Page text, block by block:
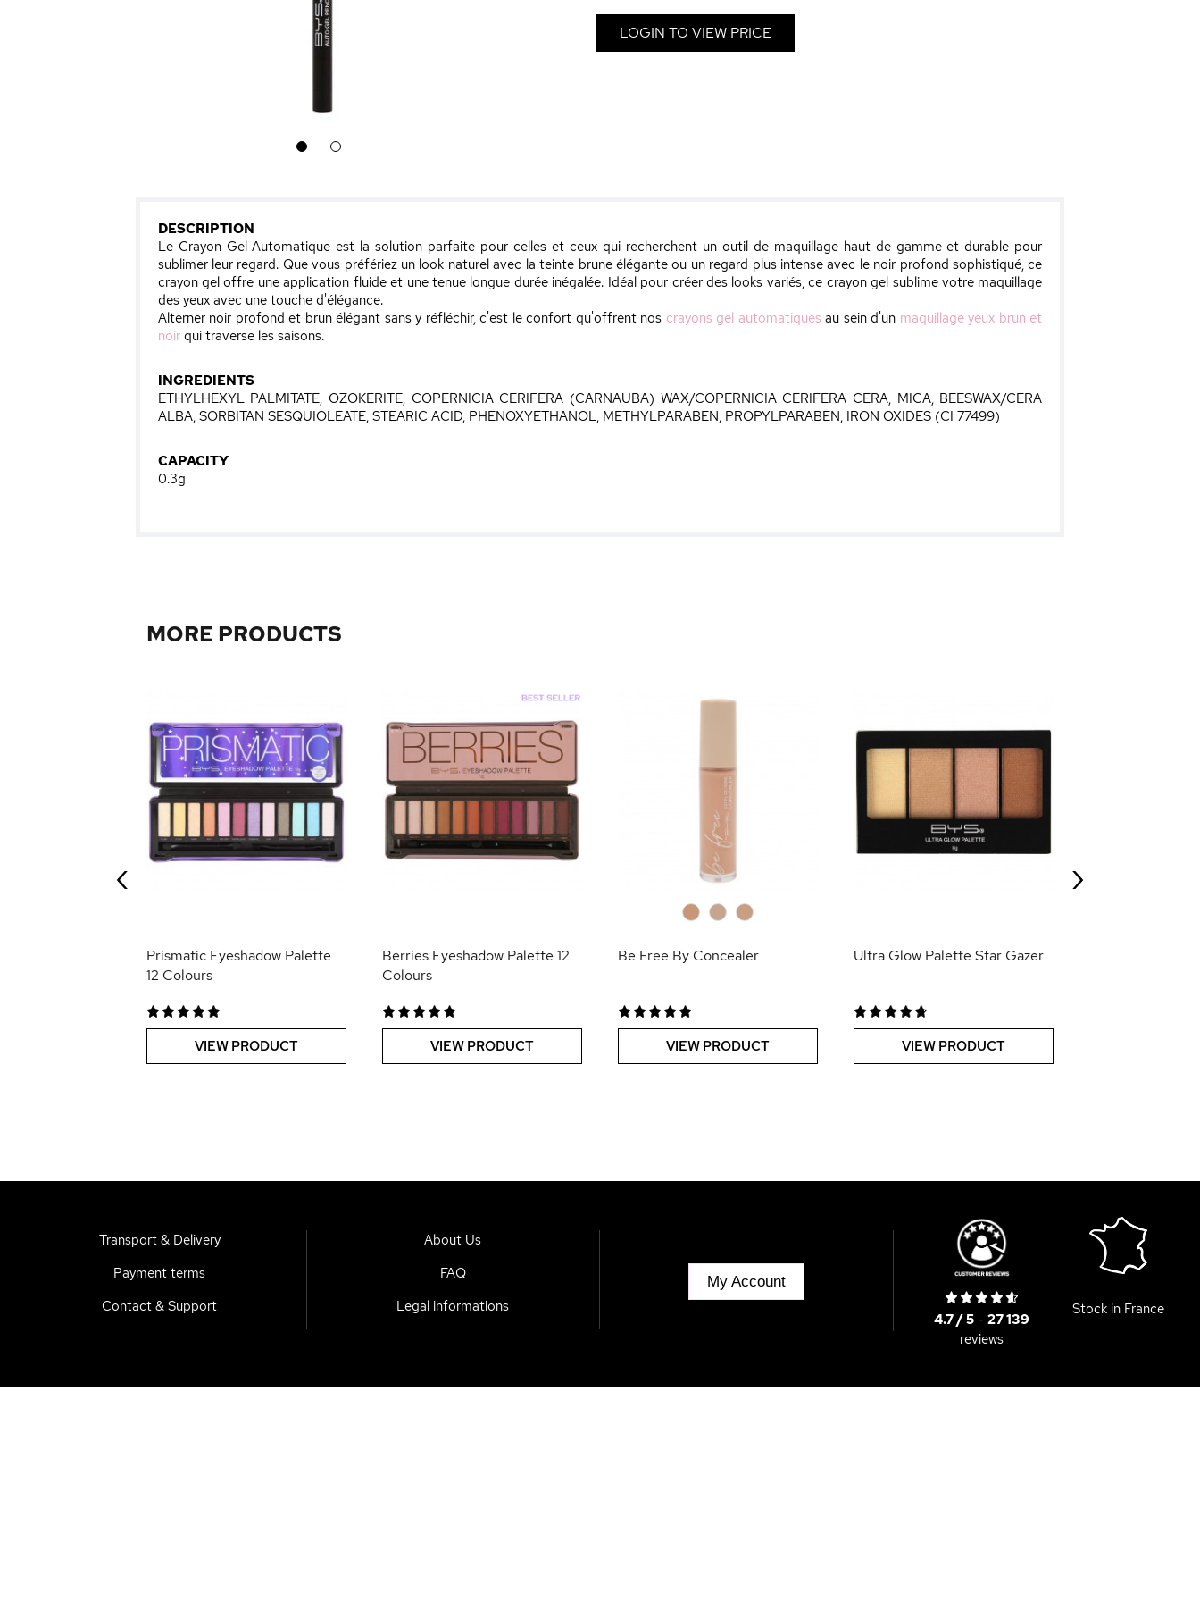
1 2
LOGIN TO VIEW PRICE
DESCRIPTION
Le Crayon Gel Automatique est la solution parfaite pour celles et ceux qui recherchent un outil de maquillage haut de gamme et durable pour
sublimer leur regard. Que vous préfériez un look naturel avec la teinte brune élégante ou un regard plus intense avec le noir profond sophistiqué, ce
crayon gel offre une application fluide et une tenue longue durée inégalée. Idéal pour créer des looks variés, ce crayon gel sublime votre maquillage
des yeux avec une touche d'élégance.
Alterner noir profond et brun élégant sans y réfléchir, c'est le confort qu'offrent nos crayons gel automatiques au sein d'un maquillage yeux brun et
noirqui traverse les saisons.
INGREDIENTS
ETHYLHEXYL PALMITATE, OZOKERITE, COPERNICIA CERIFERA (CARNAUBA) WAX/COPERNICIA CERIFERA CERA, MICA, BEESWAX/CERA
ALBA, SORBITAN SESQUIOLEATE, STEARIC ACID, PHENOXYETHANOL, METHYLPARABEN, PROPYLPARABEN, IRON OXIDES (CI 77499)
CAPACITY
0.3g
MORE PRODUCTS
Prismatic Eyeshadow Palette
12 Colours
VIEW PRODUCT
Berries Eyeshadow Palette 12
Colours
VIEW PRODUCT
Be Free By Concealer
VIEW PRODUCT
Ultra Glow Palette Star Gazer
VIEW PRODUCT
‹ ›
Transport & Delivery
Payment terms
Contact & Support
About Us
FAQ
Legal informations
My Account
4.7 / 5- 27 139
reviews
Stock in France